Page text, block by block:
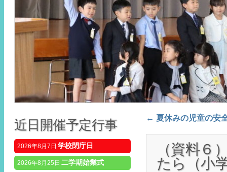
Post
← 夏休みの児童の安
（資料６
たら（小
近日開催予定行事
2026年8月7日 学校閉庁日
2026年8月25日 二学期始業式